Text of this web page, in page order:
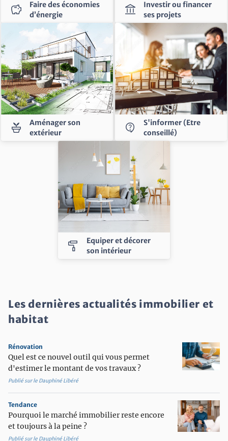
savings
Faire des économies
d’énergie
account_balance
Investir ou financer
ses projets
potted_plant
Aménager son
extérieur
contact_support
S'informer (Etre
conseillé)
imagesearch_roller
Equiper et décorer
son intérieur
Les dernières actualités immobilier et
habitat
Rénovation
Quel est ce nouvel outil qui vous permet
d'estimer le montant de vos travaux ?
Publié sur le Dauphiné Libéré
Tendance
Pourquoi le marché immobilier reste encore
et toujours à la peine ?
Publié sur le Dauphiné Libéré